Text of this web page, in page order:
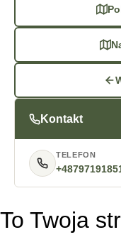
Kontakt
TELEFON
To Twoja